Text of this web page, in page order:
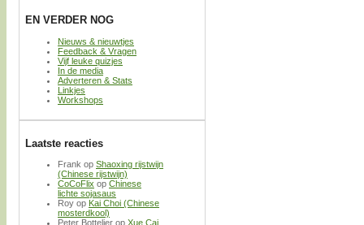
EN VERDER NOG
Nieuws & nieuwtjes
Feedback & Vragen
Vijf leuke quizjes
In de media
Adverteren & Stats
Linkjes
Workshops
Laatste reacties
Frank op Shaoxing rijstwijn
(Chinese rijstwijn)
CoCoFlix op Chinese
lichte sojasaus
Roy op Kai Choi (Chinese
mosterdkool)
Peter Bottelier op Xue Cai